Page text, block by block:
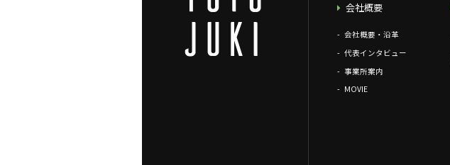
会社概要
会社概要・沿革
代表インタビュー
事業所案内
MOVIE